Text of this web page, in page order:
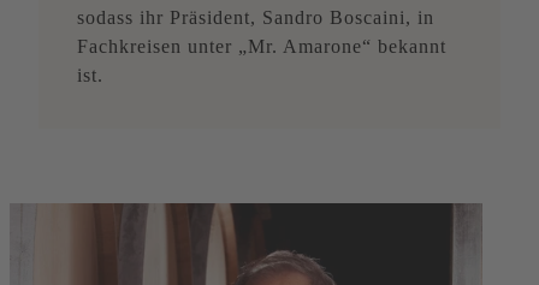
sodass ihr Präsident, Sandro Boscaini, in
Fachkreisen unter „Mr. Amarone“ bekannt
ist.